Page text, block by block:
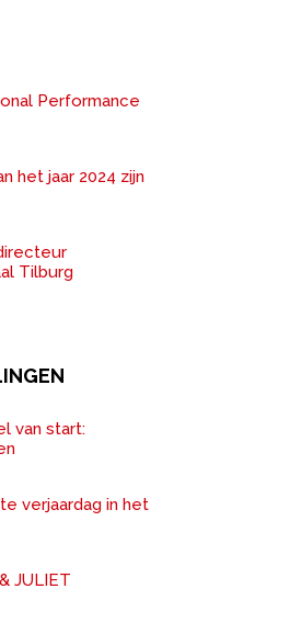
Performance
het jaar 2024 zijn
Tilburg
van start:
verjaardag in het
JULIET